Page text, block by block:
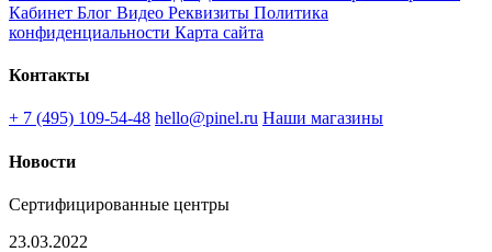
Кабинет Блог Видео Реквизиты Политика
конфиденциальности Карта сайта
Контакты
+ 7 (495) 109-54-48 hello@pinel.ru Наши магазины
Новости
Сертифицированные центры
23.03.2022